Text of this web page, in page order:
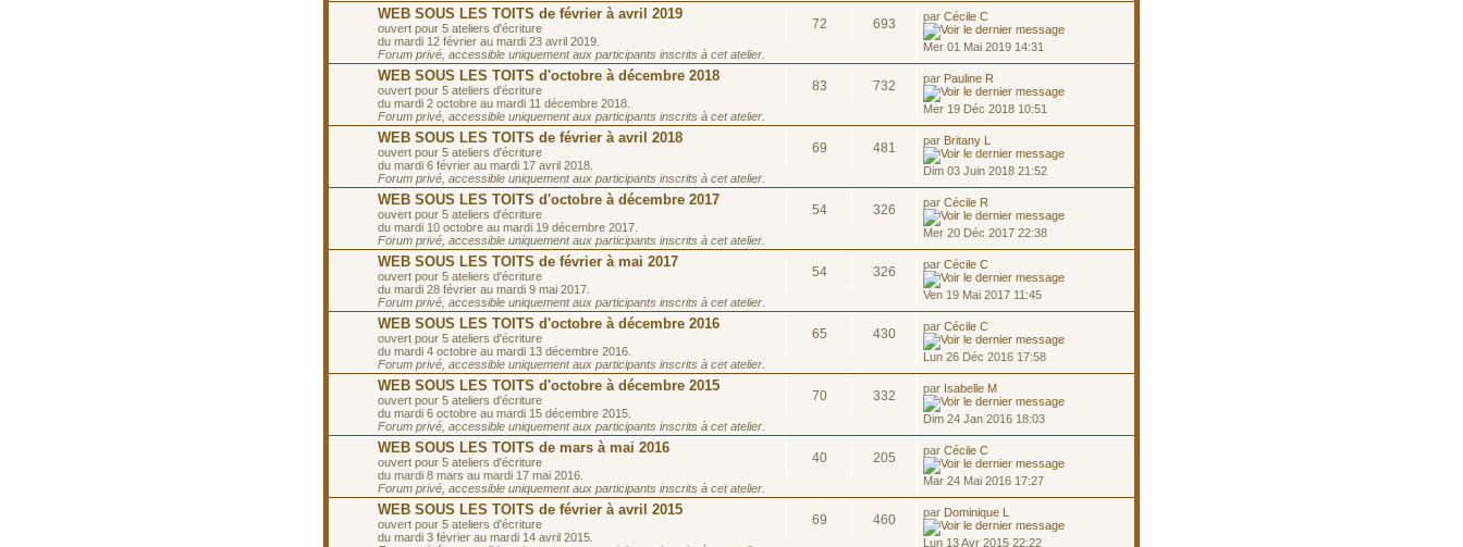
WEB SOUS LES TOITS de février à avril 2019
ouvert pour 5 ateliers d'écriture
du mardi 12 février au mardi 23 avril 2019.
Forum privé, accessible uniquement aux participants inscrits à cet atelier.
72 693 parCécile C
Mer 01 Mai 2019 14:31
WEB SOUS LES TOITS d'octobre à décembre 2018
ouvert pour 5 ateliers d'écriture
du mardi 2 octobre au mardi 11 décembre 2018.
Forum privé, accessible uniquement aux participants inscrits à cet atelier.
83 732 par Pauline R
Mer 19 Déc 2018 10:51
WEB SOUS LES TOITS de février à avril 2018
ouvert pour 5 ateliers d'écriture
du mardi 6 février au mardi 17 avril 2018.
Forum privé, accessible uniquement aux participants inscrits à cet atelier.
69 481 par Britany L
Dim 03 Juin 2018 21:52
WEB SOUS LES TOITS d'octobre à décembre 2017
ouvert pour 5 ateliers d'écriture
du mardi 10 octobre au mardi 19 décembre 2017.
Forum privé, accessible uniquement aux participants inscrits à cet atelier.
54 326 parCécile R
Mer 20 Déc 2017 22:38
WEB SOUS LES TOITS de février à mai 2017
ouvert pour 5 ateliers d'écriture
du mardi 28 février au mardi 9 mai 2017.
Forum privé, accessible uniquement aux participants inscrits à cet atelier.
54 326 parCécile C
Ven 19 Mai 2017 11:45
WEB SOUS LES TOITS d'octobre à décembre 2016
ouvert pour 5 ateliers d'écriture
du mardi 4 octobre au mardi 13 décembre 2016.
Forum privé, accessible uniquement aux participants inscrits à cet atelier.
65 430 parCécile C
Lun 26 Déc 2016 17:58
WEB SOUS LES TOITS d'octobre à décembre 2015
ouvert pour 5 ateliers d'écriture
du mardi 6 octobre au mardi 15 décembre 2015.
Forum privé, accessible uniquement aux participants inscrits à cet atelier.
70 332 par Isabelle M
Dim 24 Jan 2016 18:03
WEB SOUS LES TOITS de mars à mai 2016
ouvert pour 5 ateliers d'écriture
du mardi 8 mars au mardi 17 mai 2016.
Forum privé, accessible uniquement aux participants inscrits à cet atelier.
40 205 parCécile C
Mar 24 Mai 2016 17:27
WEB SOUS LES TOITS de février à avril 2015
ouvert pour 5 ateliers d'écriture
du mardi 3 février au mardi 14 avril 2015.
69 460 par Dominique L
Lun 13 Avr 2015 22:22